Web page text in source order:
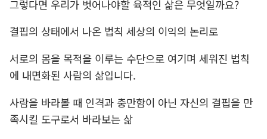
그렇다면 우리가 벗어나야할 육적인 삶은 무엇일까요?
결핍의 상태에서 나온 법칙 세상의 이익의 논리로
서로의 몸을 목적을 이루는 수단으로 여기며 세워진 법칙
에 내면화된 사람의 삶입니다.
사람을 바라볼 때 인격과 충만함이 아닌 자신의 결핍을 만
족시킬 도구로서 바라보는 삶